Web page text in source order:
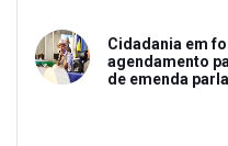
Cidadania em
agendamento
de emenda